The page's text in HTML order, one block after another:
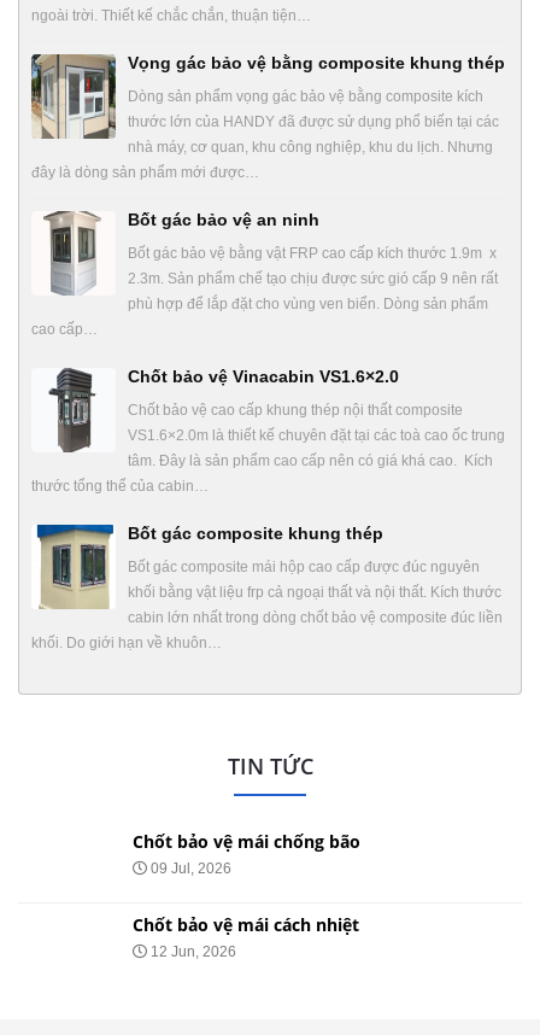
ngoài trời. Thiết kế chắc chắn, thuận tiện…
Vọng gác bảo vệ bằng composite khung thép
Dòng sản phẩm vọng gác bảo vệ bằng composite kích
thước lớn của HANDY đã được sử dụng phổ biến tại các
nhà máy, cơ quan, khu công nghiệp, khu du lịch. Nhưng
đây là dòng sản phẩm mới được…
Bốt gác bảo vệ an ninh
Bốt gác bảo vệ bằng vật FRP cao cấp kích thước 1.9m x
2.3m. Sản phẩm chế tạo chịu được sức gió cấp 9 nên rất
phù hợp để lắp đặt cho vùng ven biển. Dòng sản phẩm
cao cấp…
Chốt bảo vệ Vinacabin VS1.6×2.0
Chốt bảo vệ cao cấp khung thép nội thất composite
VS1.6×2.0m là thiết kế chuyên đặt tại các toà cao ốc trung
tâm. Đây là sản phẩm cao cấp nên có giá khá cao. Kích
thước tổng thể của cabin…
Bốt gác composite khung thép
Bốt gác composite mái hộp cao cấp được đúc nguyên
khối bằng vật liệu frp cả ngoại thất và nội thất. Kích thước
cabin lớn nhất trong dòng chốt bảo vệ composite đúc liền
khối. Do giới hạn về khuôn…
TIN TỨC
Chốt bảo vệ mái chống bão
09 Jul, 2026
Chốt bảo vệ mái cách nhiệt
12 Jun, 2026